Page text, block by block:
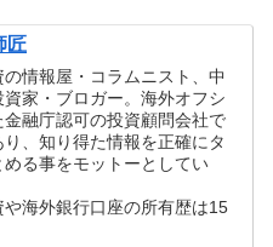
匠
情報屋・コラムニスト、中
家・ブロガー。海外オフシ
金融庁認可の投資顧問会社で
、知り得た情報を正確にタ
る事をモットーとしてい
や海外銀行口座の所有歴は15